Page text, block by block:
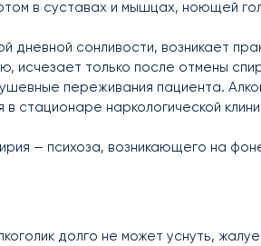
в суставах и мышцах, ноющей
дневной сонливости, возникает
исчезает только после отмены
переживания пациента.
стационаре наркологической
— психоза, возникающего на
долго не может уснуть,